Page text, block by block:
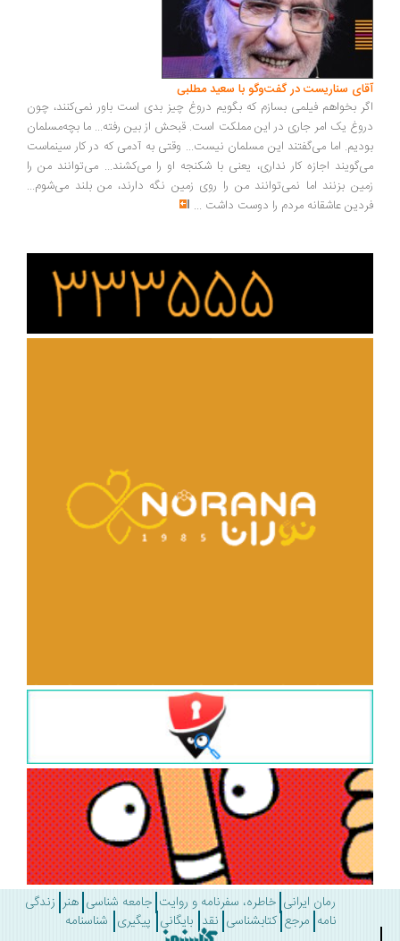
آقای سناریست در گفت‌وگو با سعید مطلبی
اگر بخواهم فیلمی بسازم که بگویم دروغ چیز بدی است باور نمی‌کنند، چون
دروغ یک امر جاری در این مملکت است. قبحش از بین رفته... ما بچه‌مسلمان
بودیم. اما می‌گفتند این مسلمان نیست... وقتی به آدمی که در کار سینماست
می‌گویند اجازه کار نداری، یعنی با شکنجه او را می‌کشند... می‌توانند من را
زمین بزنند اما نمی‌توانند من را روی زمین نگه دارند، من بلند می‌شوم...
فردین عاشقانه مردم را دوست داشت ...
رمان ایرانی خاطره، سفرنامه و روایت جامعه شناسی هنر زندگی
نامه مرجع کتابشناسی نقد بایگانی پیگیری شناسنامه